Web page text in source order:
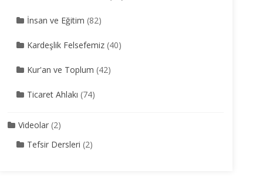
İnsan ve Eğitim (82)
Kardeşlik Felsefemiz(40)
Kur'an ve Toplum (42)
Ticaret Ahlakı (74)
Videolar(2)
Tefsir Dersleri (2)